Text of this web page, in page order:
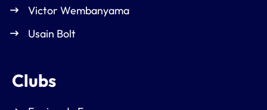
Victor Wembanyama
Usain Bolt
Clubs